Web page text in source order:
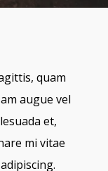
quam
augue vel
et,
mi vitae